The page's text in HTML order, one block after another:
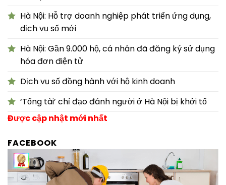
Hà Nội: Hỗ trợ doanh nghiệp phát triển ứng dụng,
dịch vụ số mới
Hà Nội: Gần 9.000 hộ, cá nhân đã đăng ký sử dụng
hóa đơn điện tử
Dịch vụ số đồng hành với hộ kinh doanh
‘Tổng tài’ chỉ đạo đánh người ở Hà Nội bị khởi tố
Được cập nhật mới nhất
FACEBOOK